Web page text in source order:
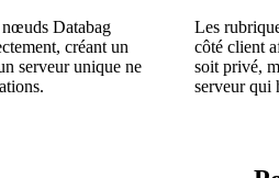
Databag
créant un
serveur unique ne
Les
côté client
soit privé,
serveur qui